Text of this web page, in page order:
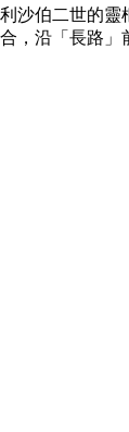
沙伯二世的
，沿「長路」